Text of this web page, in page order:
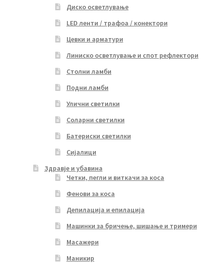
Диско осветлување
LED ленти / трафоа / конектори
Цевки и арматури
Линиско осветлување и спот рефлектори
Столни ламби
Подни ламби
Улични светилки
Соларни светилки
Батериски светилки
Сијалици
Здравје и убавина
Четки, пегли и виткачи за коса
Фенови за коса
Депилација и епилација
Машинки за бричење, шишање и тримери
Масажери
Маникир